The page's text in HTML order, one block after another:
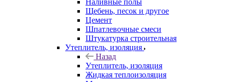
Наливные полы
Щебень, песок и другое
Цемент
Шпатлевочные смеси
Штукатурка строительная
Утеплитель, изоляция
Назад
Утеплитель, изоляция
Жидкая теплоизоляция